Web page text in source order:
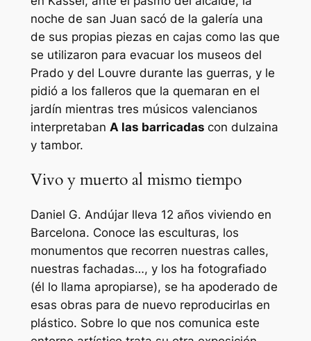
noche de san Juan sacó de la galería una
de sus propias piezas en cajas como las que
se utilizaron para evacuar los museos del
Prado y del Louvre durante las guerras, y le
pidió a los falleros que la quemaran en el
jardín mientras tres músicos valencianos
interpretaban A las barricadas con dulzaina
y tambor.
Vivo y muerto al mismo tiempo
Daniel G. Andújar lleva 12 años viviendo en
Barcelona. Conoce las esculturas, los
monumentos que recorren nuestras calles,
nuestras fachadas…, y los ha fotografiado
(él lo llama apropiarse), se ha apoderado de
esas obras para de nuevo reproducirlas en
plástico. Sobre lo que nos comunica este